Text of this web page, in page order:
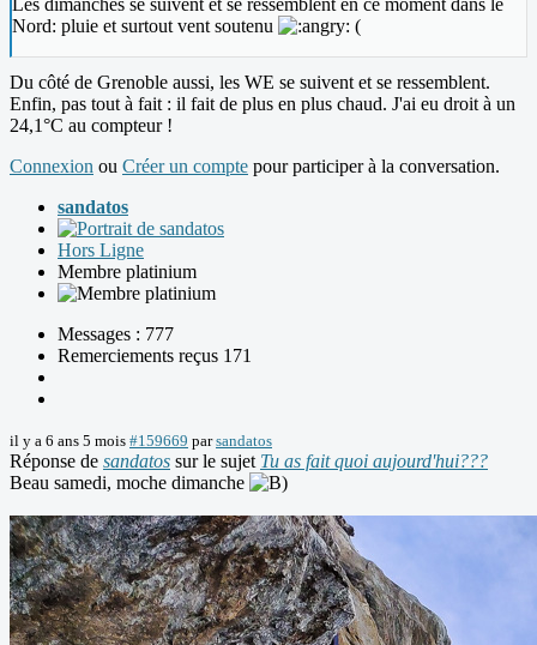
Les dimanches se suivent et se ressemblent en ce moment dans le
Nord: pluie et surtout vent soutenu
(
Du côté de Grenoble aussi, les WE se suivent et se ressemblent.
Enfin, pas tout à fait : il fait de plus en plus chaud. J'ai eu droit à un
24,1°C au compteur !
Connexion ou Créer un compte pour participer à la conversation.
sandatos
Hors Ligne
Membre platinium
Messages : 777
Remerciements reçus 171
il y a 6 ans 5 mois #159669 parsandatos
Réponse de sandatos sur le sujet Tu as fait quoi aujourd'hui???
Beau samedi, moche dimanche